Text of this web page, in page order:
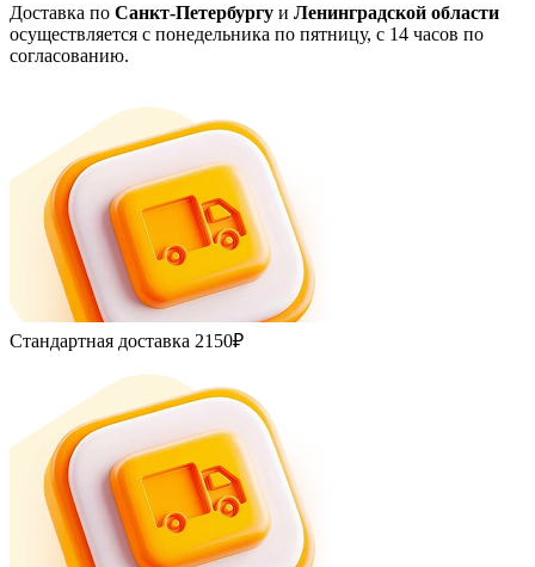
Доставка по Санкт-Петербургу и Ленинградской области
осуществляется с понедельника по пятницу, с 14 часов по
согласованию.
Стандартная доставка 2150₽